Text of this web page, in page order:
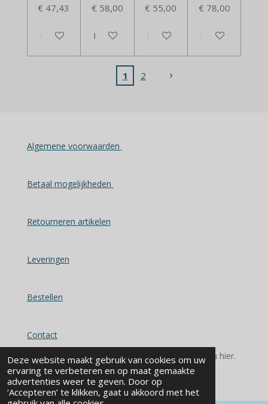
Deze website maakt gebruik van cookies om uw
ervaring te verbeteren en op maat gemaakte
advertenties weer te geven. Door op
‘Accepteren’ te klikken, gaat u akkoord met het
€ 47,43
In winkelwagen
€ 58,00
In winkelwagen
€ 55,00
In winkelwagen
€ 78,00
In winkelwagen
1 2
Algemene voorwaarden
Betaal mogelijkheden
Retourneren artikelen
Leveringen
Bestellen
Contact
© 2025 - 2026 Alles voor u keuken en bad vindt u hier.
Powered byJouwWeb